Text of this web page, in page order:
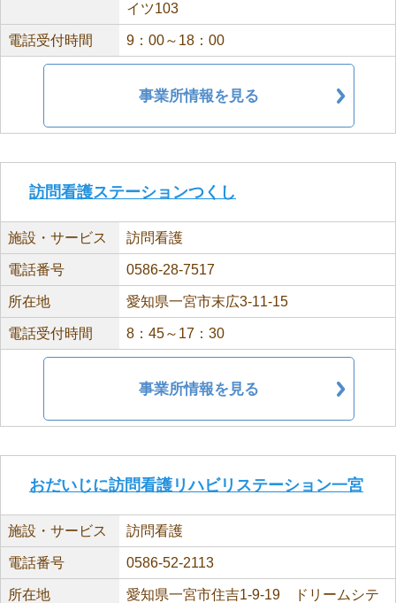
イツ103
電話受付時間 9：00～18：00
事業所情報を見る
訪問看護ステーションつくし
施設・サービス 訪問看護
電話番号 0586-28-7517
所在地 愛知県一宮市末広3-11-15
電話受付時間 8：45～17：30
事業所情報を見る
おだいじに訪問看護リハビリステーション一宮
施設・サービス 訪問看護
電話番号 0586-52-2113
所在地
愛知県一宮市住吉1-9-19 ドリームシテ